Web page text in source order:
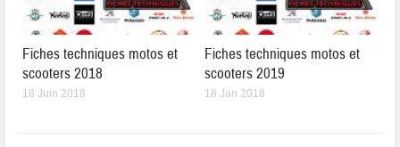
Fiches techniques motos et
scooters 2018
18 Juin 2018
Fiches techniques motos et
scooters 2019
18 Jan 2018